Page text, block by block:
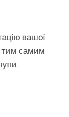
вашої
тим самим